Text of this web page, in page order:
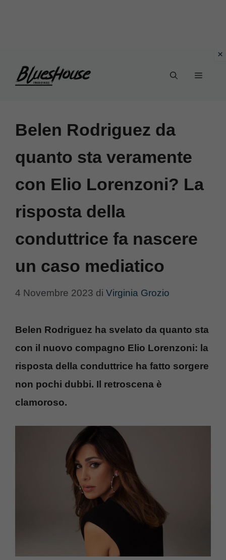
Menu
Belen Rodriguez da
quanto sta veramente
con Elio Lorenzoni? La
risposta della
conduttrice fa nascere
un caso mediatico
4 Novembre 2023 di Virginia Grozio
Belen Rodriguez ha svelato da quanto sta
con il nuovo compagno Elio Lorenzoni: la
risposta della conduttrice ha fatto sorgere
non pochi dubbi. Il retroscena è
clamoroso.